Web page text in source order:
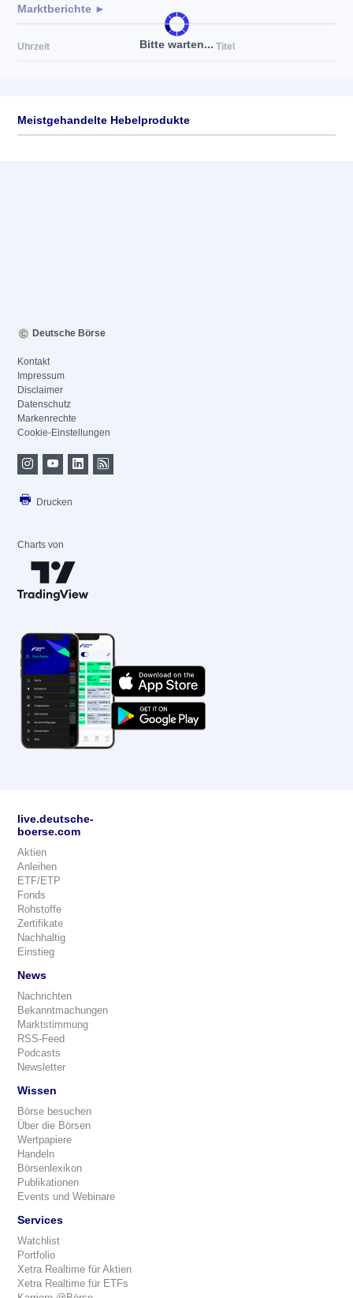
Bitte warten...
Marktberichte ►
Uhrzeit Titel
Meistgehandelte Hebelprodukte
Deutsche Börse
Kontakt
Impressum
Disclaimer
Datenschutz
Markenrechte
Cookie-Einstellungen
Drucken
Charts von
live.deutsche-
boerse.com
Aktien
Anleihen
ETF/ETP
Fonds
Rohstoffe
Zertifikate
Nachhaltig
Einstieg
News
Nachrichten
Bekanntmachungen
Marktstimmung
RSS-Feed
Podcasts
Newsletter
Wissen
Börse besuchen
Über die Börsen
Wertpapiere
Handeln
Börsenlexikon
Publikationen
Events und Webinare
Services
Watchlist
Portfolio
Xetra Realtime für Aktien
Xetra Realtime für ETFs